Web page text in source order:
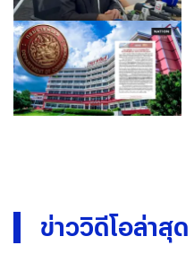
ข่าววิดีโอล่าสุด